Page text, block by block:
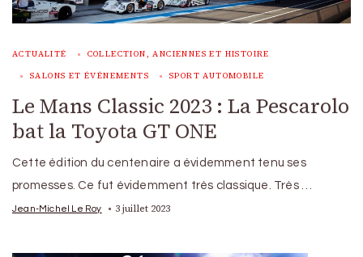
ACTUALITÉ COLLECTION, ANCIENNES ET HISTOIRE
SALONS ET ÉVÉNEMENTS SPORT AUTOMOBILE
Le Mans Classic 2023 : La Pescarolo
bat la Toyota GT ONE
Cette édition du centenaire a évidemment tenu ses
promesses. Ce fut évidemment très classique. Très …
Jean-Michel Le Roy 3 juillet 2023